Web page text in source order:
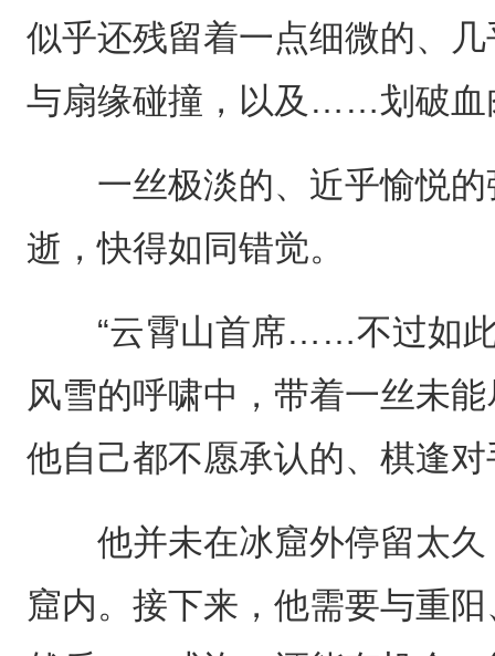
似乎还残留着一点细微的、
与扇缘碰撞，以及……划破血
一丝极淡的、近乎愉悦的
逝，快得如同错觉。
“云霄山首席……不过如此
风雪的呼啸中，带着一丝未
他自己都不愿承认的、棋逢
他并未在冰窟外停留太久
窟内。接下来，他需要与重